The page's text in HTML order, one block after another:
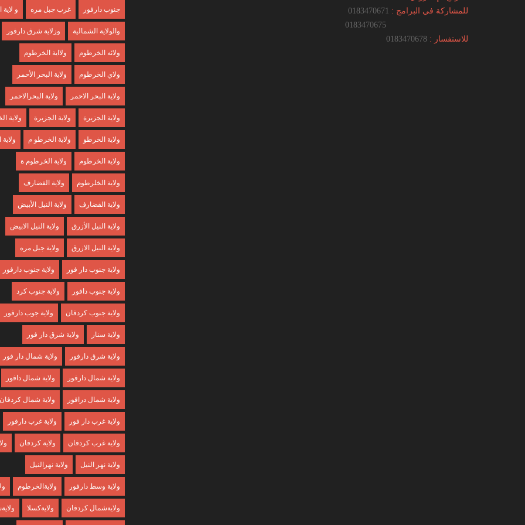
للمشاركة في البرامج :
للاستفسار :
جنوب دارفور غرب جبل مره و
والولاية الشمالية وزلاية شرق دارفور
ولائه الخرطوم ولااية الخرطوم
ولاي الخرطوم ولاية البحر الأحمر
ولاية البحر الاحمر ولاية البحرالاحمر
ولاية الجزبرة ولاية الجزيرة ولاية
ولاية الخرطو ولاية الخرطو م
ولاية الخرطوم ولاية الخرطوم ة
ولاية الخلرطوم ولاية الفضارف
ولاية القضارف ولاية النيل الأبيض
ولاية النيل الأزرق ولاية النيل الابيض
ولاية النيل الازرق ولاية جبل مره
ولاية جنوب دار فور ولاية جنوب دارفور
ولاية جنوب دافور ولاية جنوب كرد
ولاية جنوب كردفان ولاية جوب دارفور
ولاية سنار ولاية شرق دار فور
ولاية شرق دارفور ولاية شمال دار فور
ولاية شمال دارفور ولاية شمال دافور
ولاية شمال درافور ولاية شمال كردفان
ولاية غرب دار فور ولاية غرب دارفور
ولاية غرب كردفان ولاية كردفان
ولاية نهر النيل ولاية نهرالنيل
ولاية وسط دارفور ولايةالخرطوم
ولايةشمال كردفان ولايةكسلا